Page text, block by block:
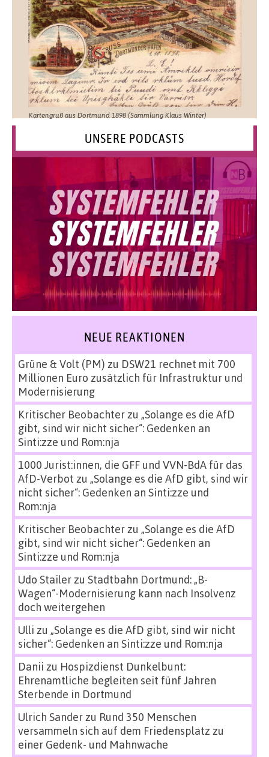
Kartengruß aus Dortmund 1898 (Sammlung Klaus Winter)
UNSERE PODCASTS
NEUE REAKTIONEN
Grüne & Volt (PM) zu DSW21 rechnet mit 700
Millionen Euro zusätzlich für Infrastruktur und
Modernisierung
Kritischer Beobachterzu „Solange es die AfD
gibt, sind wir nicht sicher“: Gedenken an
Sinti:zze und Rom:nja
1000 Jurist:innen, die GFF und VVN-BdA für das
AfD-Verbot zu „Solange es die AfD gibt, sind wir
nicht sicher“: Gedenken an Sinti:zze und
Rom:nja
Kritischer Beobachterzu „Solange es die AfD
gibt, sind wir nicht sicher“: Gedenken an
Sinti:zze und Rom:nja
Udo Stailerzu Stadtbahn Dortmund: „B-
Wagen“-Modernisierung kann nach Insolvenz
doch weitergehen
Ulli zu „Solange es die AfD gibt, sind wir nicht
sicher“: Gedenken an Sinti:zze und Rom:nja
Danii zu Hospizdienst Dunkelbunt:
Ehrenamtliche begleiten seit fünf Jahren
Sterbende in Dortmund
Ulrich Sanderzu Rund 350 Menschen
versammeln sich auf dem Friedensplatz zu
einer Gedenk- und Mahnwache